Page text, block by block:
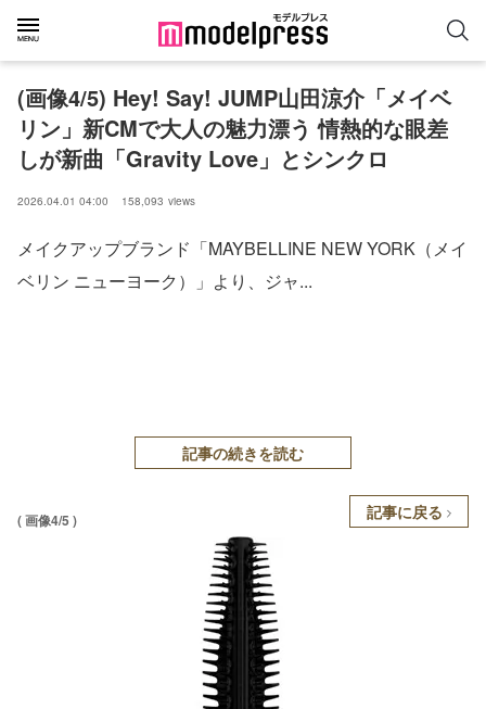
(画像4/5) Hey! Say! JUMP山田涼介「メイベ
リン」新CMで大人の魅力漂う 情熱的な眼差
しが新曲「Gravity Love」とシンクロ
2026.04.01 04:00 158,093 views
メイクアップブランド「MAYBELLINE NEW YORK（メイ
ベリン ニューヨーク）」より、ジャ...
記事の続きを読む
( 画像4/5 ) 記事に戻る